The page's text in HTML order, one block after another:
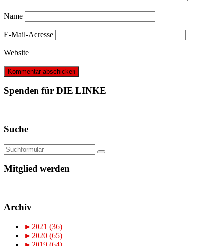
Name
E-Mail-Adresse
Website
Spenden für DIE LINKE
Suche
Mitglied werden
Archiv
► 2021 (36)
► 2020 (65)
► 2019 (64)